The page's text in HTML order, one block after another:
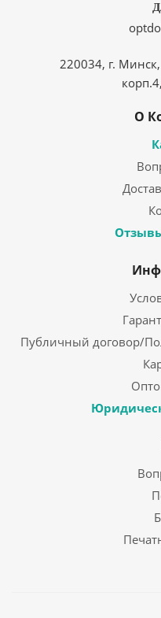
220034, г.
О
Публичный договор/